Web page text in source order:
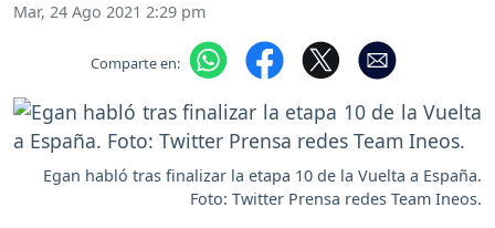
Mar, 24 Ago 2021 2:29 pm
Comparte en:
Egan habló tras finalizar la etapa 10 de la Vuelta a España.
Foto: Twitter Prensa redes Team Ineos.